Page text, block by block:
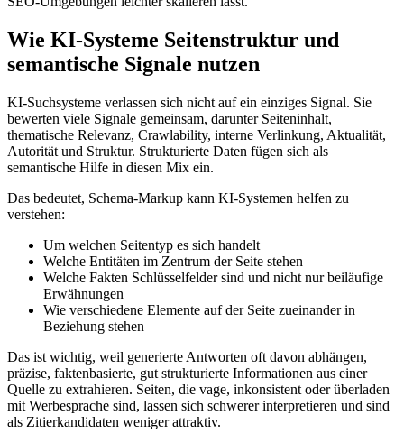
Wie KI‑Systeme Seitenstruktur und
semantische Signale nutzen
KI‑Suchsysteme verlassen sich nicht auf ein einziges Signal. Sie
bewerten viele Signale gemeinsam, darunter Seiteninhalt,
thematische Relevanz, Crawlability, interne Verlinkung, Aktualität,
Autorität und Struktur. Strukturierte Daten fügen sich als
semantische Hilfe in diesen Mix ein.
Das bedeutet, Schema‑Markup kann KI‑Systemen helfen zu
verstehen:
Um welchen Seitentyp es sich handelt
Welche Entitäten im Zentrum der Seite stehen
Welche Fakten Schlüsselfelder sind und nicht nur beiläufige
Erwähnungen
Wie verschiedene Elemente auf der Seite zueinander in
Beziehung stehen
Das ist wichtig, weil generierte Antworten oft davon abhängen,
präzise, faktenbasierte, gut strukturierte Informationen aus einer
Quelle zu extrahieren. Seiten, die vage, inkonsistent oder überladen
mit Werbesprache sind, lassen sich schwerer interpretieren und sind
als Zitierkandidaten weniger attraktiv.